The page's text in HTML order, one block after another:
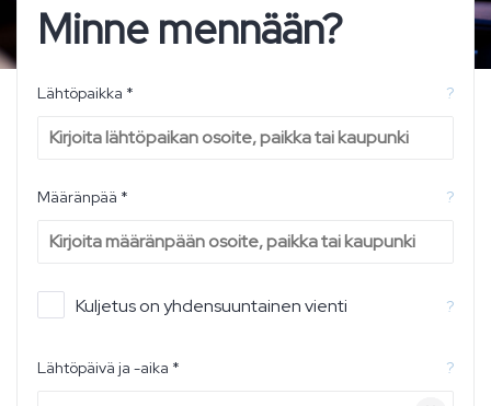
Minne mennään?
Lähtöpaikka * ?
Määränpää * ?
Kuljetus on yhdensuuntainen vienti ?
Lähtöpäivä ja -aika * ?